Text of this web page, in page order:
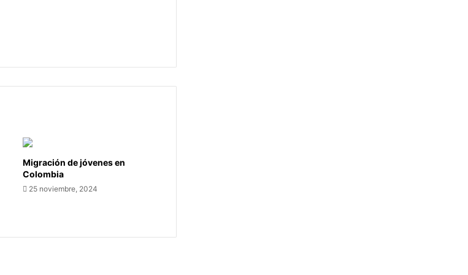
Migración de jóvenes en
Colombia
25 noviembre, 2024